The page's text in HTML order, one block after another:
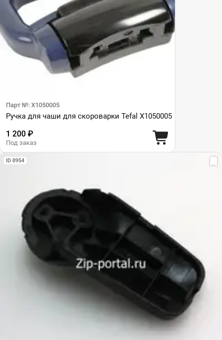
Парт №: X1050005
Ручка для чаши для скороварки Tefal X1050005
1 200 ₽
Под заказ
ID 8954